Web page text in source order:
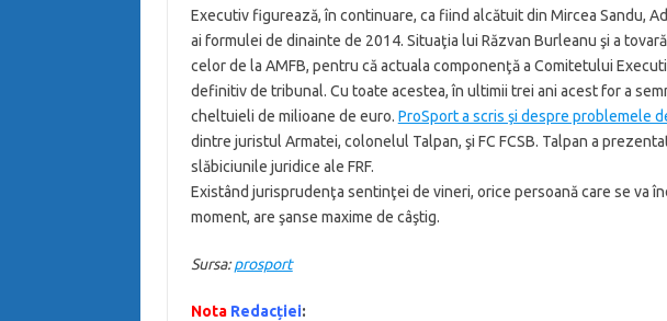
Executiv figurează, în continuare, ca fiind alcătuit din Mircea Sandu,
ai formulei de dinainte de 2014. Situaţia lui Răzvan Burleanu şi a
celor de la AMFB, pentru că actuala componenţă a Comitetului
definitiv de tribunal. Cu toate acestea, în ultimii trei ani acest for a
cheltuieli de milioane de euro. ProSport a scris şi despre problemele
dintre juristul Armatei, colonelul Talpan, şi FC FCSB. Talpan a
slăbiciunile juridice ale FRF.
Existând jurisprudenţa sentinţei de vineri, orice persoană care se va
moment, are şanse maxime de câştig.
Sursa:prosport
Nota Redacției: